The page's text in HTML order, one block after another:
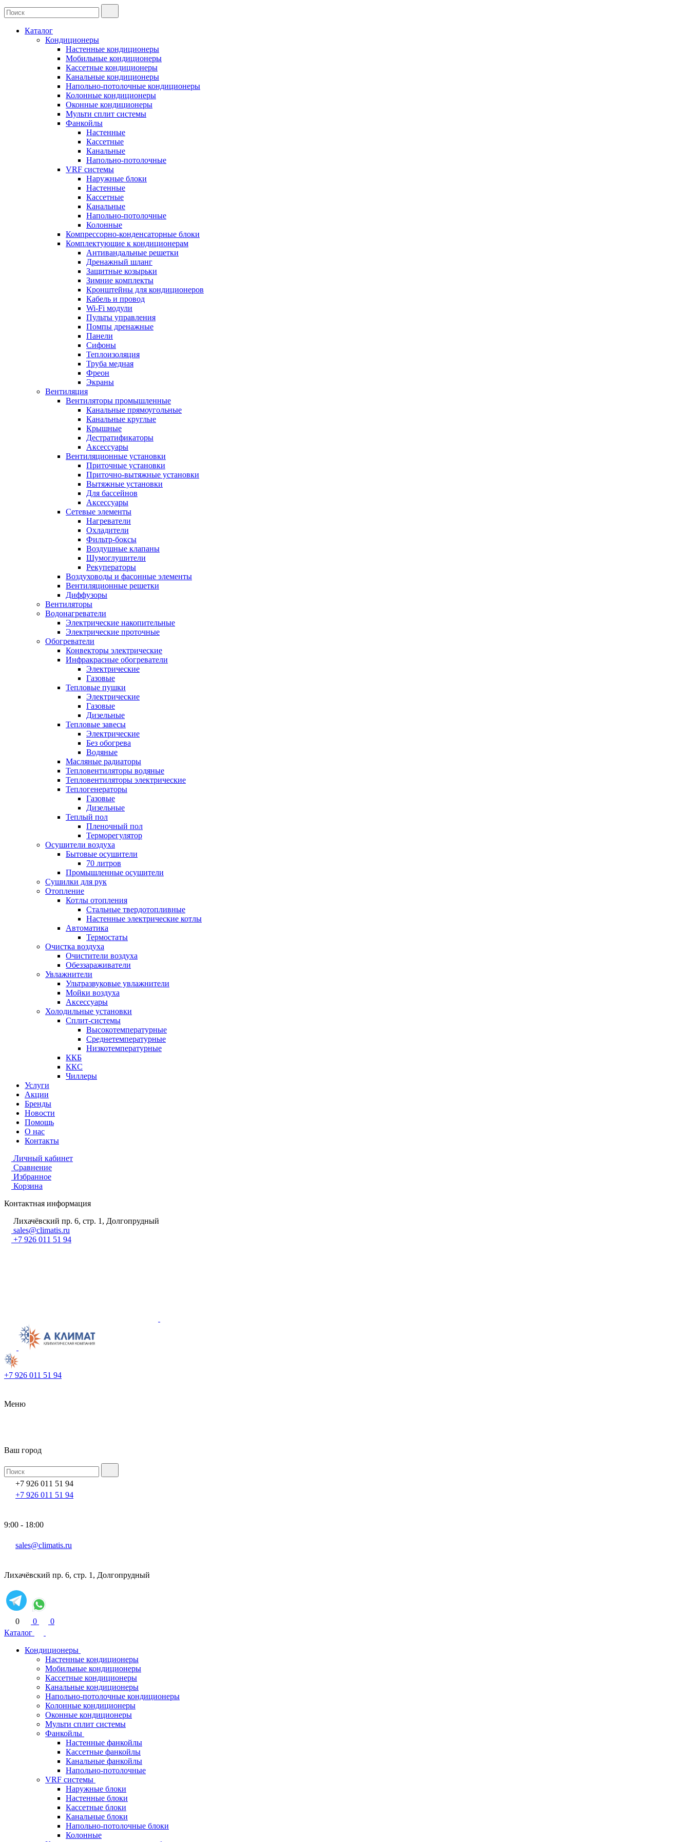
Каталог
Кондиционеры
Настенные кондиционеры
Мобильные кондиционеры
Кассетные кондиционеры
Канальные кондиционеры
Напольно-потолочные кондиционеры
Колонные кондиционеры
Оконные кондиционеры
Мульти сплит системы
Фанкойлы
Настенные
Кассетные
Канальные
Напольно-потолочные
VRF системы
Наружные блоки
Настенные
Кассетные
Канальные
Напольно-потолочные
Колонные
Компрессорно-конденсаторные блоки
Комплектующие к кондиционерам
Антивандальные решетки
Дренажный шланг
Защитные козырьки
Зимние комплекты
Кронштейны для кондиционеров
Кабель и провод
Wi-Fi модули
Пульты управления
Помпы дренажные
Панели
Сифоны
Теплоизоляция
Труба медная
Фреон
Экраны
Вентиляция
Вентиляторы промышленные
Канальные прямоугольные
Канальные круглые
Крышные
Дестратификаторы
Аксессуары
Вентиляционные установки
Приточные установки
Приточно-вытяжные установки
Вытяжные установки
Для бассейнов
Аксессуары
Сетевые элементы
Нагреватели
Охладители
Фильтр-боксы
Воздушные клапаны
Шумоглушители
Рекуператоры
Воздуховоды и фасонные элементы
Вентиляционные решетки
Диффузоры
Вентиляторы
Водонагреватели
Электрические накопительные
Электрические проточные
Обогреватели
Конвекторы электрические
Инфракрасные обогреватели
Электрические
Газовые
Тепловые пушки
Электрические
Газовые
Дизельные
Тепловые завесы
Электрические
Без обогрева
Водяные
Масляные радиаторы
Тепловентиляторы водяные
Тепловентиляторы электрические
Теплогенераторы
Газовые
Дизельные
Теплый пол
Пленочный пол
Терморегулятор
Осушители воздуха
Бытовые осушители
70 литров
Промышленные осушители
Сушилки для рук
Отопление
Котлы отопления
Стальные твердотопливные
Настенные электрические котлы
Автоматика
Термостаты
Очистка воздуха
Очистители воздуха
Обеззараживатели
Увлажнители
Ультразвуковые увлажнители
Мойки воздуха
Аксессуары
Холодильные установки
Сплит-системы
Высокотемпературные
Среднетемпературные
Низкотемпературные
ККБ
ККС
Чиллеры
Услуги
Акции
Бренды
Новости
Помощь
О нас
Контакты
Личный кабинет
Сравнение
Избранное
Корзина
Контактная информация
Лихачёвский пр. 6, стр. 1, Долгопрудный
sales@climatis.ru
+7 926 011 51 94
+7 926 011 51 94
Меню
Ваш город
+7 926 011 51 94
+7 926 011 51 94
9:00 - 18:00
sales@climatis.ru
Лихачёвский пр. 6, стр. 1, Долгопрудный
0 0
0
Каталог
Кондиционеры
Настенные кондиционеры
Мобильные кондиционеры
Кассетные кондиционеры
Канальные кондиционеры
Напольно-потолочные кондиционеры
Колонные кондиционеры
Оконные кондиционеры
Мульти сплит системы
Фанкойлы
Настенные фанкойлы
Кассетные фанкойлы
Канальные фанкойлы
Напольно-потолочные
VRF системы
Наружные блоки
Настенные блоки
Кассетные блоки
Канальные блоки
Напольно-потолочные блоки
Колонные